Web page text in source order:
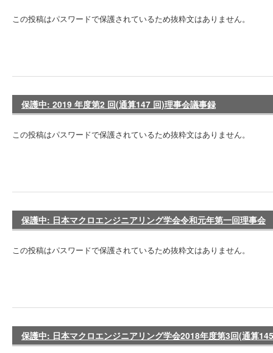
この投稿はパスワードで保護されているため抜粋文はありません。
保護中: 2019 年度第2 回(通算147 回)理事会議事録
この投稿はパスワードで保護されているため抜粋文はありません。
保護中: 日本マクロエンジニアリング学会令和元年第一回理事会
この投稿はパスワードで保護されているため抜粋文はありません。
保護中: 日本マクロエンジニアリング学会2018年度第3回(通算